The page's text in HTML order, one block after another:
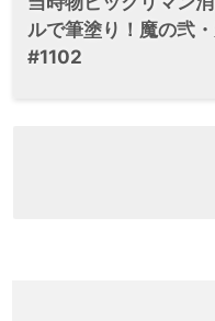
ルで筆塗り！魔の弐
#1102